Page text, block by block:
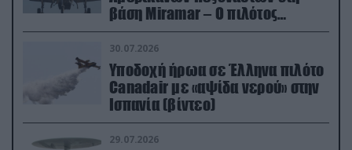
βάση Miramar – Ο πιλότος
εκτινάχθηκε εγκαίρως
30.07.2026
Υποδοχή ήρωα σε Έλληνα πιλότο
Canadair με «αψίδα νερού» στην
Ισπανία (βίντεο)
29.07.2026